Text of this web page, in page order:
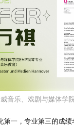
音乐、戏剧与媒体学
第一，专业第三的成